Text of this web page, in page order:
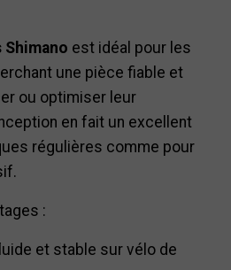
Shimano est idéal pour les
une pièce fiable et
ou optimiser leur
en fait un excellent
régulières comme pour
:
et stable sur vélo de